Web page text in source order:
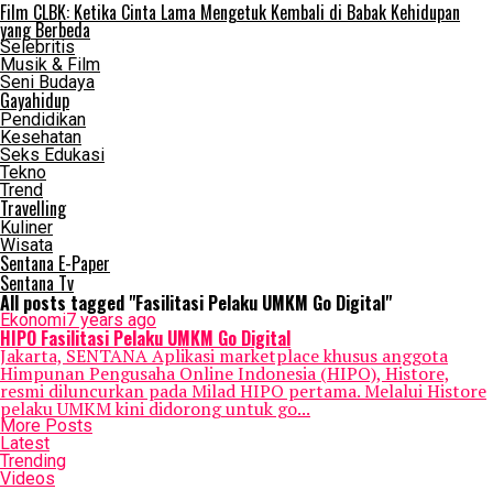
Film CLBK: Ketika Cinta Lama Mengetuk Kembali di Babak Kehidupan
yang Berbeda
Selebritis
Musik & Film
Seni Budaya
Gayahidup
Pendidikan
Kesehatan
Seks Edukasi
Tekno
Trend
Travelling
Kuliner
Wisata
Sentana E-Paper
Sentana Tv
All posts tagged "Fasilitasi Pelaku UMKM Go Digital"
Ekonomi7 years ago
HIPO Fasilitasi Pelaku UMKM Go Digital
Jakarta, SENTANA Aplikasi marketplace khusus anggota
Himpunan Pengusaha Online Indonesia (HIPO), Histore,
resmi diluncurkan pada Milad HIPO pertama. Melalui Histore
pelaku UMKM kini didorong untuk go...
More Posts
Latest
Trending
Videos